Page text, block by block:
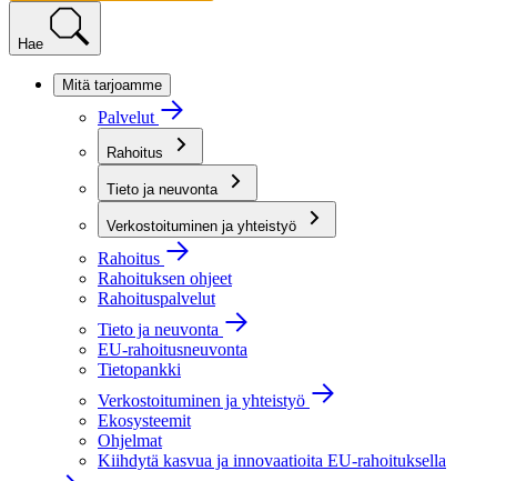
Hae
Mitä tarjoamme
Palvelut
Rahoitus
Tieto ja neuvonta
Verkostoituminen ja yhteistyö
Rahoitus
Rahoituksen ohjeet
Rahoituspalvelut
Tieto ja neuvonta
EU-rahoitusneuvonta
Tietopankki
Verkostoituminen ja yhteistyö
Ekosysteemit
Ohjelmat
Kiihdytä kasvua ja innovaatioita EU-rahoituksella